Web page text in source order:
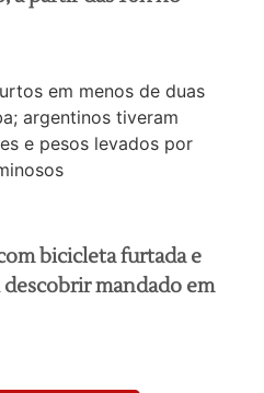
bicicleta furtada e
descobrir mandado em